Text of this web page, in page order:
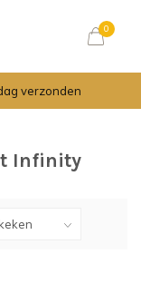
0
verzonden
Infinity